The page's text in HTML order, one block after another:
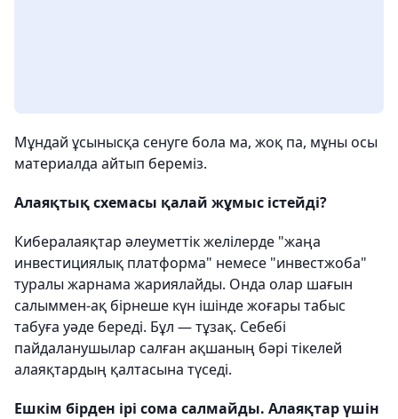
Мұндай ұсынысқа сенуге бола ма, жоқ па, мұны осы
материалда айтып береміз.
Алаяқтық схемасы қалай жұмыс істейді?
Кибералаяқтар әлеуметтік желілерде "жаңа
инвестициялық платформа" немесе "инвестжоба"
туралы жарнама жариялайды. Онда олар шағын
салыммен-ақ бірнеше күн ішінде жоғары табыс
табуға уәде береді. Бұл — тұзақ. Себебі
пайдаланушылар салған ақшаның бәрі тікелей
алаяқтардың қалтасына түседі.
Ешкім бірден ірі сома салмайды. Алаяқтар үшін